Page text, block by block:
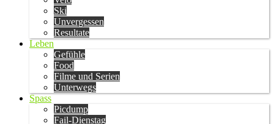
Ski
Unvergessen
Resultate
Leben
Gefühle
Food
Filme und Serien
Unterwegs
Spass
Picdump
Fail-Dienstag